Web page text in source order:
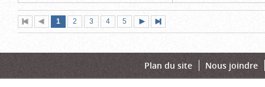
Première
page
Page
précédente
Page
1 (page
actuelle)
Page
2 Page
3 Page
4 Page
5
suivante
page
Plan du site Nous joindre